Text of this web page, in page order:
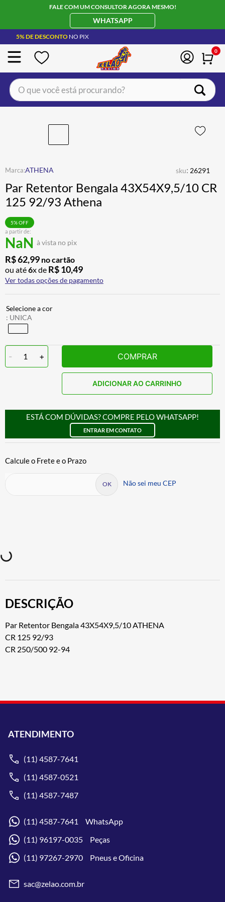
FALE COM UM CONSULTOR AGORA MESMO!
WHATSAPP
5% DE DESCONTO NO PIX
0
O que você está procurando?
ATHENA sku: 26291
Par Retentor Bengala 43X54X9,5/10 CR
125 92/93 Athena
a partir de:
NaN à vista no pix
5% OFF
R$62,99 no cartão
ou até6x de R$10,49
Ver todas opções de pagamento
: UNICA
- 1 + COMPRAR
ADICIONAR AO CARRINHO
ESTÁ COM DÚVIDAS? COMPRE PELO WHATSAPP!
ENTRAR EM CONTATO
Não sei meu CEP
DESCRIÇÃO
Par Retentor Bengala 43X54X9,5/10 ATHENA
CR 125 92/93
CR 250/500 92-94
ATENDIMENTO
(11) 4587-7641
(11) 4587-0521
(11) 4587-7487
(11) 4587-7641 WhatsApp
(11) 96197-0035 Peças
(11) 97267-2970 Pneus e Oficina
sac@zelao.com.br
CAPACETE LS2
BOTA
5º LUVA
6º
7º
8º
9º AIROH
10º BOTAS